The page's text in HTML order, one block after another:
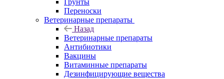
Грунты
Переноски
Ветеринарные препараты
Назад
Ветеринарные препараты
Антибиотики
Вакцины
Витаминные препараты
Дезинфицирующие вещества